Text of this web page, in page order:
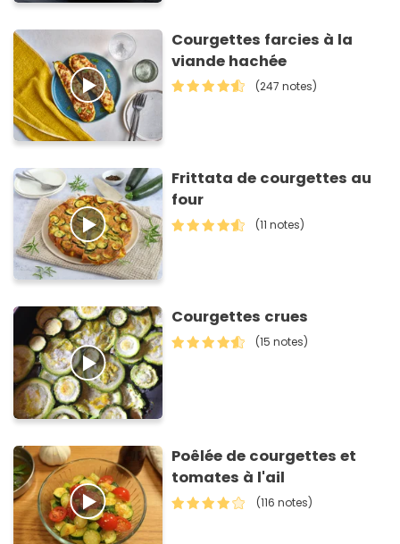
Courgettes farcies à la
viande hachée
(247 notes)
Frittata de courgettes au
four
(11 notes)
Courgettes crues
(15 notes)
Poêlée de courgettes et
tomates à l'ail
(116 notes)